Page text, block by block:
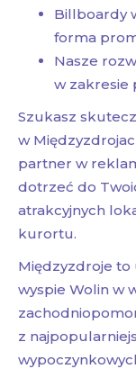
Billboardy
forma
Nasze
w zakresie
Szukasz
w
partner w
dotrzeć do
atrakcyjnych
kurortu.
Międzyzdroje to
wyspie Wolin w
z